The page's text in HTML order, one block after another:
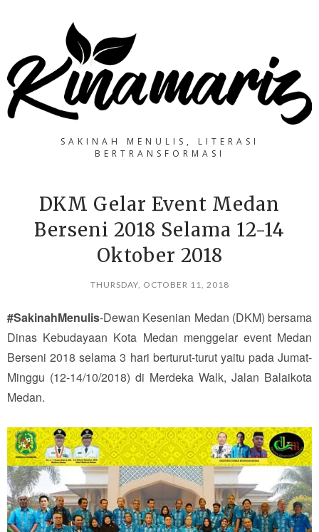
SAKINAH MENULIS, LITERASI
BERTRANSFORMASI
DKM Gelar Event Medan
Berseni 2018 Selama 12-14
Oktober 2018
THURSDAY, OCTOBER 11, 2018
#SakinahMenulis-Dewan Kesenian Medan (DKM) bersama
Dinas Kebudayaan Kota Medan menggelar event Medan
Berseni 2018 selama 3 hari berturut-turut yaitu pada Jumat-
Minggu (12-14/10/2018) di Merdeka Walk, Jalan Balaikota
Medan.